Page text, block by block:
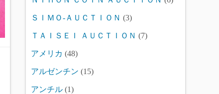
ＳＩＭＯ-ＡＵＣＴＩＯＮ (3)
ＴＡＩＳＥＩ ＡＵＣＴＩＯＮ (7)
アメリカ (48)
アルゼンチン (15)
アンチル (1)